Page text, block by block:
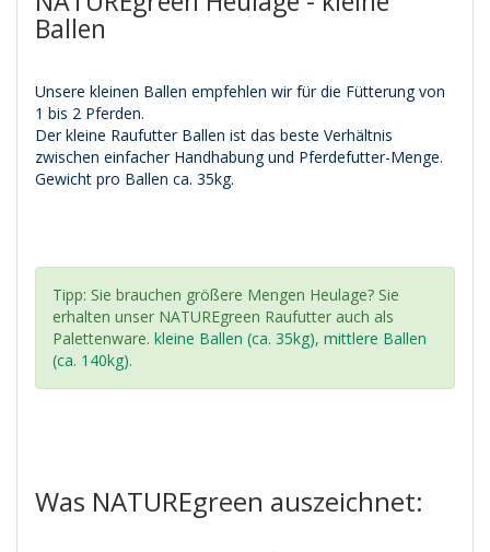
Ballen
Unsere kleinen Ballen empfehlen wir für die Fütterung von
1 bis 2 Pferden.
Der kleine Raufutter Ballen ist das beste Verhältnis
zwischen einfacher Handhabung und Pferdefutter-Menge.
Gewicht pro Ballen ca. 35kg.
Tipp: Sie brauchen größere Mengen Heulage? Sie
erhalten unser NATUREgreen Raufutter auch als
Palettenware. kleine Ballen (ca. 35kg), mittlere Ballen
(ca. 140kg).
Was NATUREgreen auszeichnet: